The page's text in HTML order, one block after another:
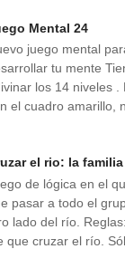
Mental 24
juego mental
tu mente
los 14 niveles .
el cuadro amarillo,
el rio: la familia
de lógica en el
pasar a todo el
lado del río.
que cruzar el río.